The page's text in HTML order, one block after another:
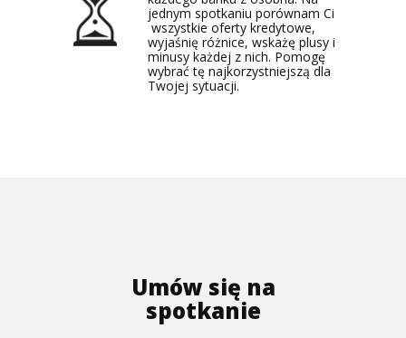
jednym spotkaniu porównam Ci
wszystkie oferty kredytowe,
wyjaśnię różnice, wskażę plusy i
minusy każdej z nich. Pomogę
wybrać tę najkorzystniejszą dla
Twojej sytuacji.
Umów się na
spotkanie